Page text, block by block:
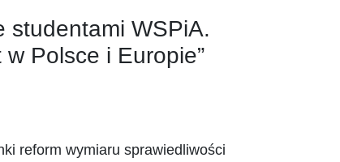
studentami WSPiA.
Polsce i Europie”
reform wymiaru sprawiedliwości